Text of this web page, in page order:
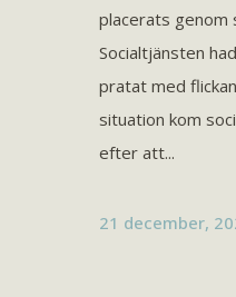
placerats genom
Socialtjänsten
pratat med
situation kom
efter att...
21 december,